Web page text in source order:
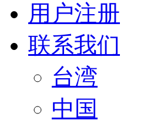
用户注册
联系我们
台湾
中国